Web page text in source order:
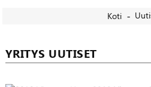
Koti
YRITYS UUTISET